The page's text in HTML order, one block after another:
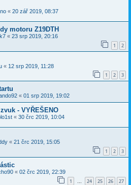
« 20 zář 2019, 08:37
motoru Z19DTH
« 23 srp 2019, 20:16
1 2
« 12 srp 2019, 11:28
1 2 3
« 01 srp 2019, 19:02
- VYŘEŠENO
« 30 črc 2019, 10:04
« 21 črc 2019, 15:05
1 2 3
« 02 črc 2019, 22:39
1 … 24 25 26 27